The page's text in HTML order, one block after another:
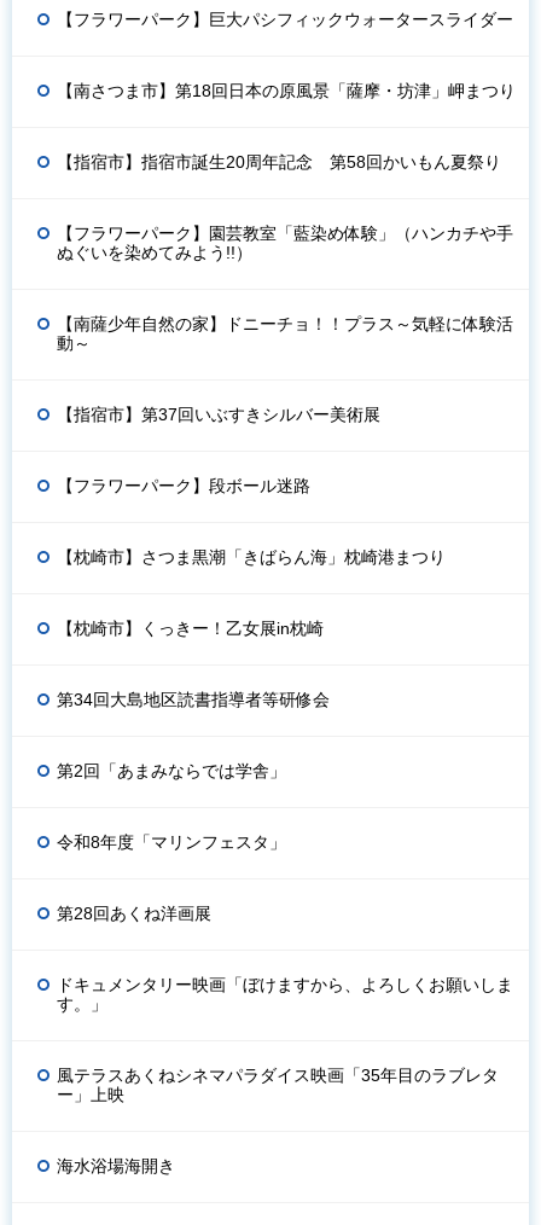
【フラワーパーク】巨大パシフィックウォータースライダー
【南さつま市】第18回日本の原風景「薩摩・坊津」岬まつり
【指宿市】指宿市誕生20周年記念 第58回かいもん夏祭り
【フラワーパーク】園芸教室「藍染め体験」（ハンカチや手
ぬぐいを染めてみよう!!）
【南薩少年自然の家】ドニーチョ！！プラス～気軽に体験活
動～
【指宿市】第37回いぶすきシルバー美術展
【フラワーパーク】段ボール迷路
【枕崎市】さつま黒潮「きばらん海」枕崎港まつり
【枕崎市】くっきー！乙女展in枕崎
第34回大島地区読書指導者等研修会
第2回「あまみならでは学舎」
令和8年度「マリンフェスタ」
第28回あくね洋画展
ドキュメンタリー映画「ぼけますから、よろしくお願いしま
す。」
風テラスあくねシネマパラダイス映画「35年目のラブレタ
ー」上映
海水浴場海開き